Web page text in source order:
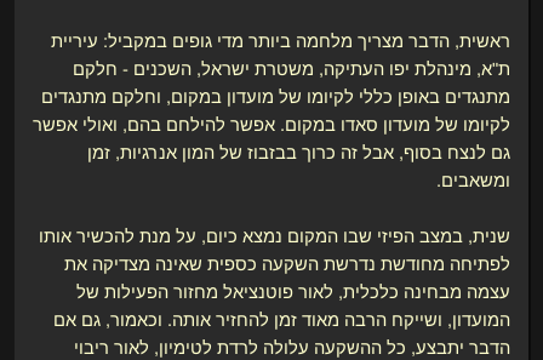
ראשית, הדבר מצריך מלחמה ביותר מדי גופים במקביל: עיריית
ת"א, מינהלת יפו העתיקה, משטרת ישראל, השכנים - חלקם
מתנגדים באופן כללי לקיומו של מועדון במקום, וחלקם מתנגדים
לקיומו של מועדון סאדו במקום. אפשר להילחם בהם, ואולי אפשר
גם לנצח בסוף, אבל זה כרוך בבזבוז של המון אנרגיות, זמן
ומשאבים.
שנית, במצב הפיזי שבו המקום נמצא כיום, על מנת להכשיר אותו
לפתיחה מחודשת נדרשת השקעה כספית שאינה מצדיקה את
עצמה מבחינה כלכלית, לאור פוטנציאל מחזור הפעילות של
המועדון, ושייקח הרבה מאוד זמן להחזיר אותה. וכאמור, גם אם
הדבר יתבצע, כל ההשקעה עלולה לרדת לטימיון, לאור ריבוי